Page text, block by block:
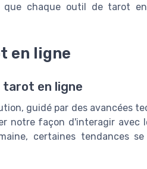
que chaque outil de tarot
en ligne
tarot en ligne
guidé par des avancées
notre façon d'interagir avec
certaines tendances se